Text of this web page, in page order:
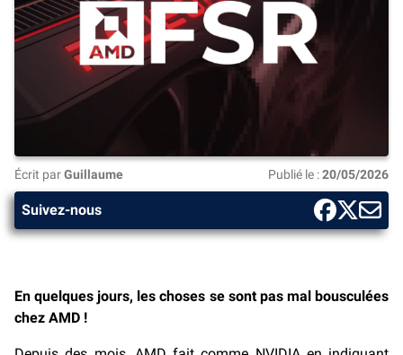
Écrit parGuillaume Publié le :20/05/2026
Suivez-nous
En quelques jours, les choses se sont pas mal bousculées
chez AMD !